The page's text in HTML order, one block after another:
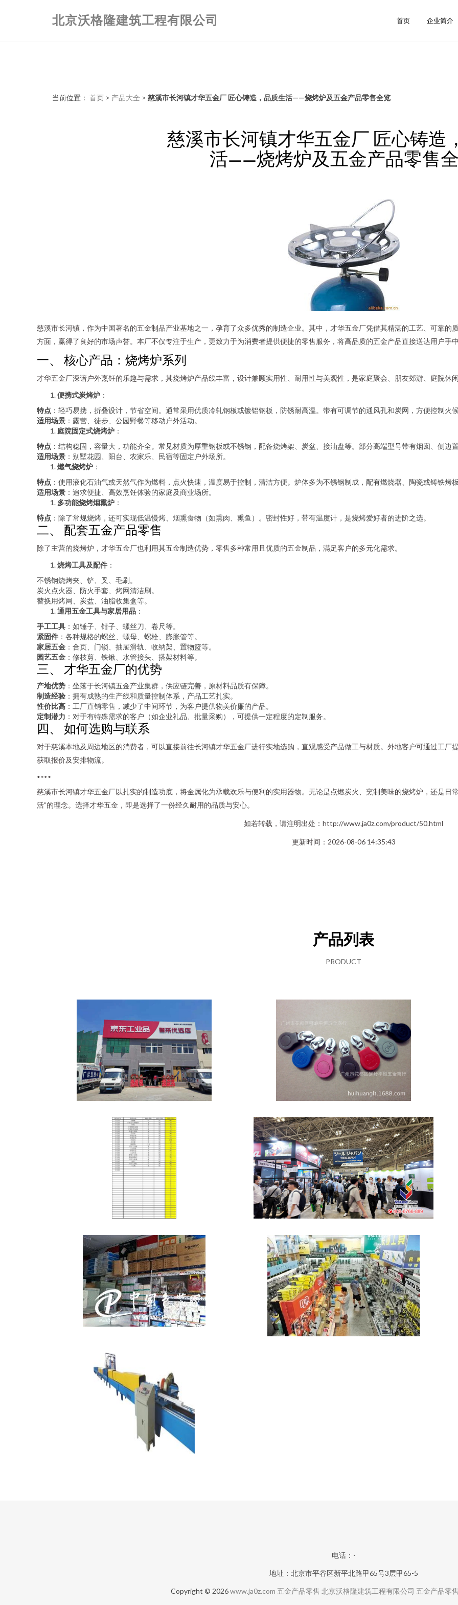
北京沃格隆建筑工程有限公司 首页 企业简介
当前位置： 首页 > 产品大全 > 慈溪市长河镇才华五金厂 匠心铸造，品质生活——烧烤炉及五金产品零售全览
慈溪市长河镇才华五金厂 匠心铸造
活——烧烤炉及五金产品零售
慈溪市长河镇，作为中国著名的五金制品产业基地之一，孕育了众多优秀的制造企业。其中，才华五金厂凭借其精湛的工艺、可靠的
方面，赢得了良好的市场声誉。本厂不仅专注于生产，更致力于为消费者提供便捷的零售服务，将高品质的五金产品直接送达用户手中
一、 核心产品：烧烤炉系列
才华五金厂深谙户外烹饪的乐趣与需求，其烧烤炉产品线丰富，设计兼顾实用性、耐用性与美观性，是家庭聚会、朋友郊游、庭院休闲
便携式炭烤炉 ：
特点 ：轻巧易携，折叠设计，节省空间。通常采用优质冷轧钢板或镀铝钢板，防锈耐高温。带有可调节的通风孔和炭网，方便控制火候
适用场景 ：露营、徒步、公园野餐等移动户外活动。
庭院固定式烧烤炉 ：
特点 ：结构稳固，容量大，功能齐全。常见材质为厚重钢板或不锈钢，配备烧烤架、炭盆、接油盘等。部分高端型号带有烟囱、侧边
适用场景 ：别墅花园、阳台、农家乐、民宿等固定户外场所。
燃气烧烤炉 ：
特点 ：使用液化石油气或天然气作为燃料，点火快速，温度易于控制，清洁方便。炉体多为不锈钢制成，配有燃烧器、陶瓷或铸铁烤板
适用场景 ：追求便捷、高效烹饪体验的家庭及商业场所。
多功能烧烤烟熏炉 ：
特点 ：除了常规烧烤，还可实现低温慢烤、烟熏食物（如熏肉、熏鱼）。密封性好，带有温度计，是烧烤爱好者的进阶之选。
二、 配套五金产品零售
除了主营的烧烤炉，才华五金厂也利用其五金制造优势，零售多种常用且优质的五金制品，满足客户的多元化需求。
烧烤工具及配件 ：
不锈钢烧烤夹、铲、叉、毛刷。
炭火点火器、防火手套、烤网清洁刷。
替换用烤网、炭盆、油脂收集盒等。
通用五金工具与家居用品 ：
手工工具 ：如锤子、钳子、螺丝刀、卷尺等。
紧固件 ：各种规格的螺丝、螺母、螺栓、膨胀管等。
家居五金 ：合页、门锁、抽屉滑轨、收纳架、置物篮等。
园艺五金 ：修枝剪、铁锹、水管接头、搭架材料等。
三、 才华五金厂的优势
产地优势 ：坐落于长河镇五金产业集群，供应链完善，原材料品质有保障。
制造经验 ：拥有成熟的生产线和质量控制体系，产品工艺扎实。
性价比高 ：工厂直销零售，减少了中间环节，为客户提供物美价廉的产品。
定制潜力 ：对于有特殊需求的客户（如企业礼品、批量采购），可提供一定程度的定制服务。
四、 如何选购与联系
对于慈溪本地及周边地区的消费者，可以直接前往长河镇才华五金厂进行实地选购，直观感受产品做工与材质。外地客户可通过工厂
获取报价及安排物流。
****
慈溪市长河镇才华五金厂以扎实的制造功底，将金属化为承载欢乐与便利的实用器物。无论是点燃炭火、烹制美味的烧烤炉，还是日
活”的理念。选择才华五金，即是选择了一份经久耐用的品质与安心。
如若转载，请注明出处：http://www.ja0z.com/product/50.html
更新时间：2026-08-06 14:35:43
产品列表
PRODUCT
电话：-
地址：北京市平谷区新平北路甲65号3层甲65-5
Copyright © 2026www.ja0z.com 五金产品零售 北京沃格隆建筑工程有限公司 五金产品零售